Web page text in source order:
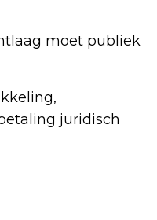
moet publiek
juridisch